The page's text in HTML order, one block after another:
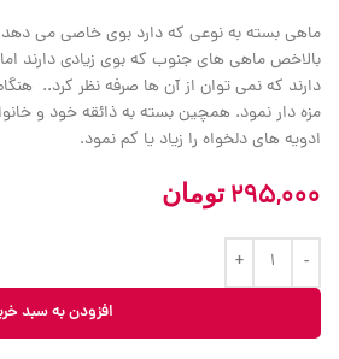
ماهی بسته به نوعی که دارد بوی خاصی می
بالاخص ماهی های جنوب که بوی زیادی دارند
دارند که نمی توان از آن ها صرفه نظر کرد..
مزه دار نمود. همچین بسته به ذائقه خود و
ادویه های دلخواه را زیاد یا کم نمود.
295,000 تومان
افزودن به سبد